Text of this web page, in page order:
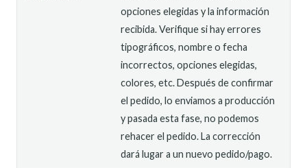
opciones elegidas y la información
recibida. Verifique si hay errores
tipográficos, nombre o fecha
incorrectos, opciones elegidas,
colores, etc. Después de confirmar
el pedido, lo enviamos a producción
y pasada esta fase, no podemos
rehacer el pedido. La corrección
dará lugar a un nuevo pedido/pago.